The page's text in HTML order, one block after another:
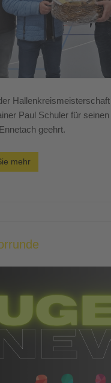
Paul Schuler für
geehrt.
mehr